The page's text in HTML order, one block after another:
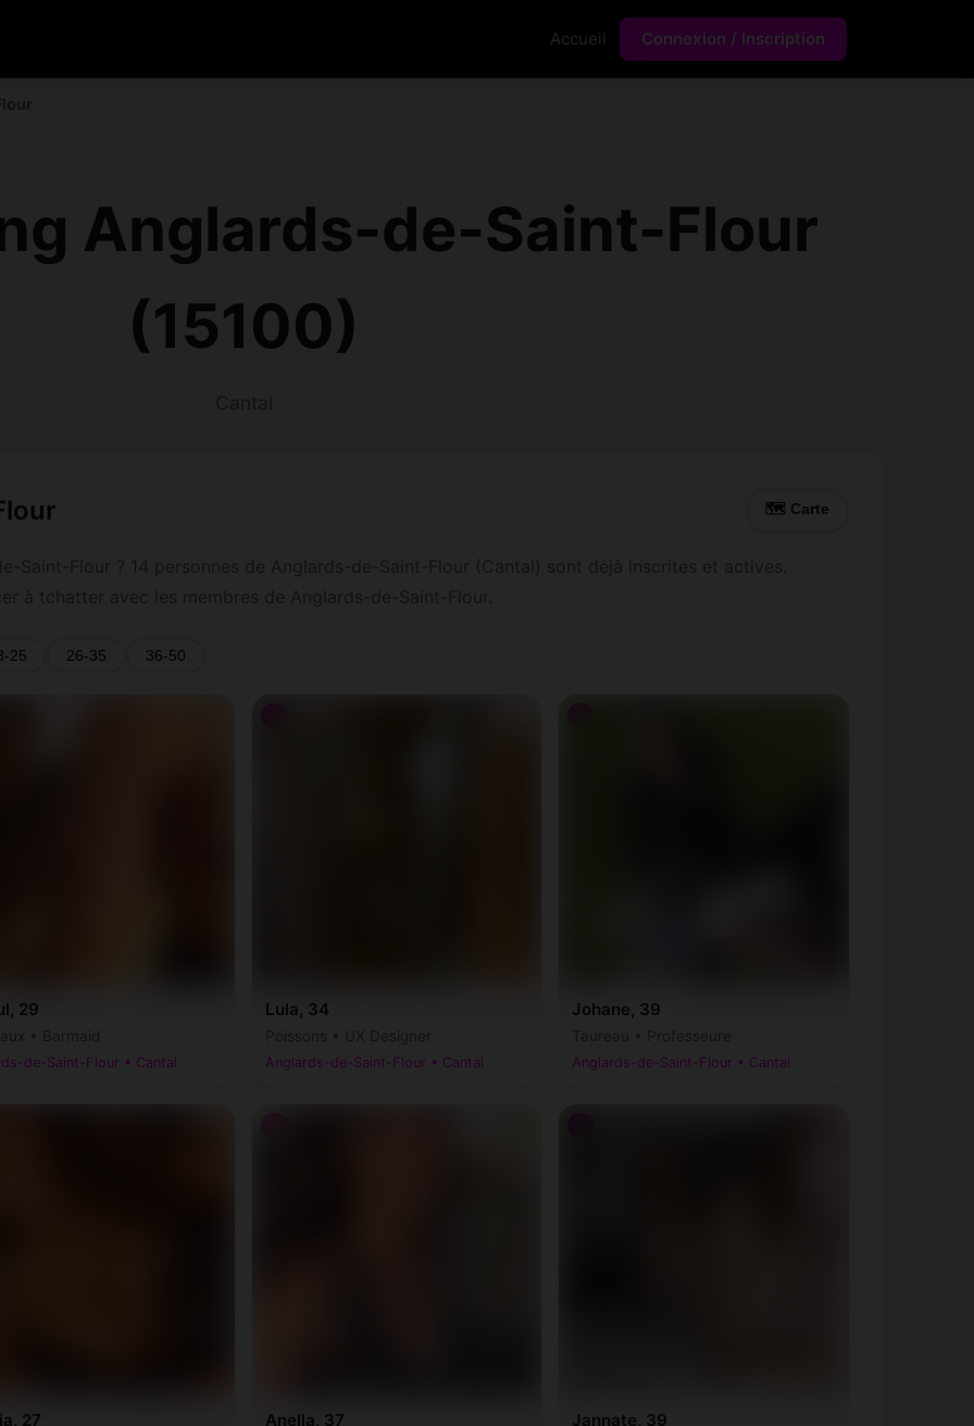
Accueil Connexion / Inscription
Anglards-de-Saint-Flour
(15100)
🗺 Carte
25 26-35 36-50
29
de-Saint-Flour • Cantal
Lula, 34
Anglards-de-Saint-Flour • Cantal
Johane, 39
Anglards-de-Saint-Flour • Cantal
27 Anella, 37 Jannate, 39